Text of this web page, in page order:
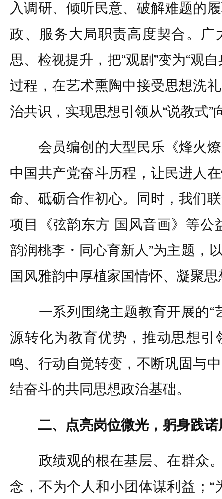
入调研、倾听民意、破解难题的
政、服务大局职责高度契合。广
思、检视提升，把“观剧”变为“观
过程，在艺术熏陶中接受思想洗
治共识，实现思想引领从“说教式”
会员编创的大型民乐《烽火燎
中国共产党奋斗历程，让民进人
命、砥砺合作初心。同时，我们
项目《弦韵东方 国风音画》等公
韵润桃李・同心育新人”为主题，
国风雅韵中厚植家国情怀、凝聚
一系列围绕主题教育开展的“
源转化为教育优势，推动思想引
鸣、行动自觉转变，不断巩固与
结奋斗的共同思想政治基础。
二、点亮岗位微光，躬身践
政绩观的根在基层、在群众。
念，不为个人和小团体谋利益；“